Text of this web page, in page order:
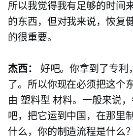
所以我觉得我有足够的时间
的东西，但对我来说，恢复
的很重要。
杰西：
好吧。你拿到了专利
了。所以你现在必须把这个
由 塑料型 材料。一般来说
吧，把它运到中国，在那里
什么，你的制造流程是什么？